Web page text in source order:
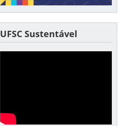
UFSC Sustentável